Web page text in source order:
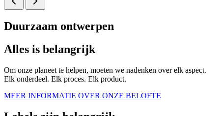
Duurzaam ontwerpen
Alles is belangrijk
Om onze planeet te helpen, moeten we nadenken over elk aspect.
Elk onderdeel. Elk proces. Elk product.
MEER INFORMATIE OVER ONZE BELOFTE